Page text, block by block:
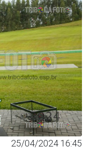
25/04/2024 16:45